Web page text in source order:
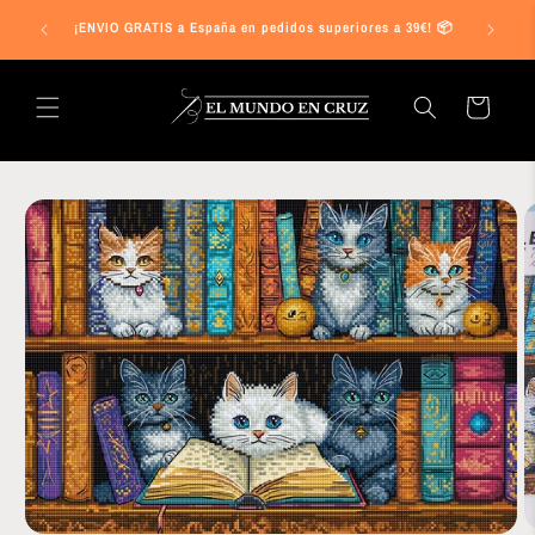
directamente
25€ en ¡ENVIO GRATIS a España en pedidos superiores a 39€! 📦
Carrito
directamente
a la
información
del producto